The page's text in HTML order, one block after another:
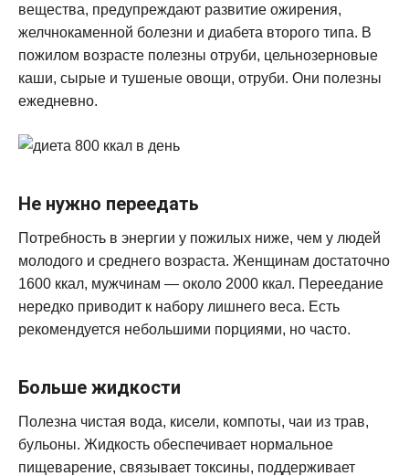
вещества, предупреждают развитие ожирения,
желчнокаменной болезни и диабета второго типа. В
пожилом возрасте полезны отруби, цельнозерновые
каши, сырые и тушеные овощи, отруби. Они полезны
ежедневно.
Не нужно переедать
Потребность в энергии у пожилых ниже, чем у людей
молодого и среднего возраста. Женщинам достаточно
1600 ккал, мужчинам — около 2000 ккал. Переедание
нередко приводит к набору лишнего веса. Есть
рекомендуется небольшими порциями, но часто.
Больше жидкости
Полезна чистая вода, кисели, компоты, чаи из трав,
бульоны. Жидкость обеспечивает нормальное
пищеварение, связывает токсины, поддерживает